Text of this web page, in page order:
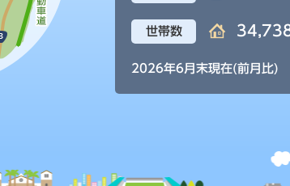
世帯数
2026年6月末現在(前月比)